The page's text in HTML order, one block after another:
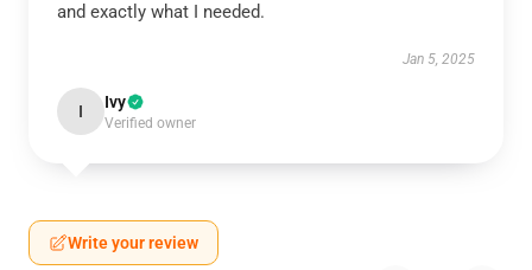
and exactly what I needed.
Jan 5, 2025
I Ivy
Verified owner
Write your review